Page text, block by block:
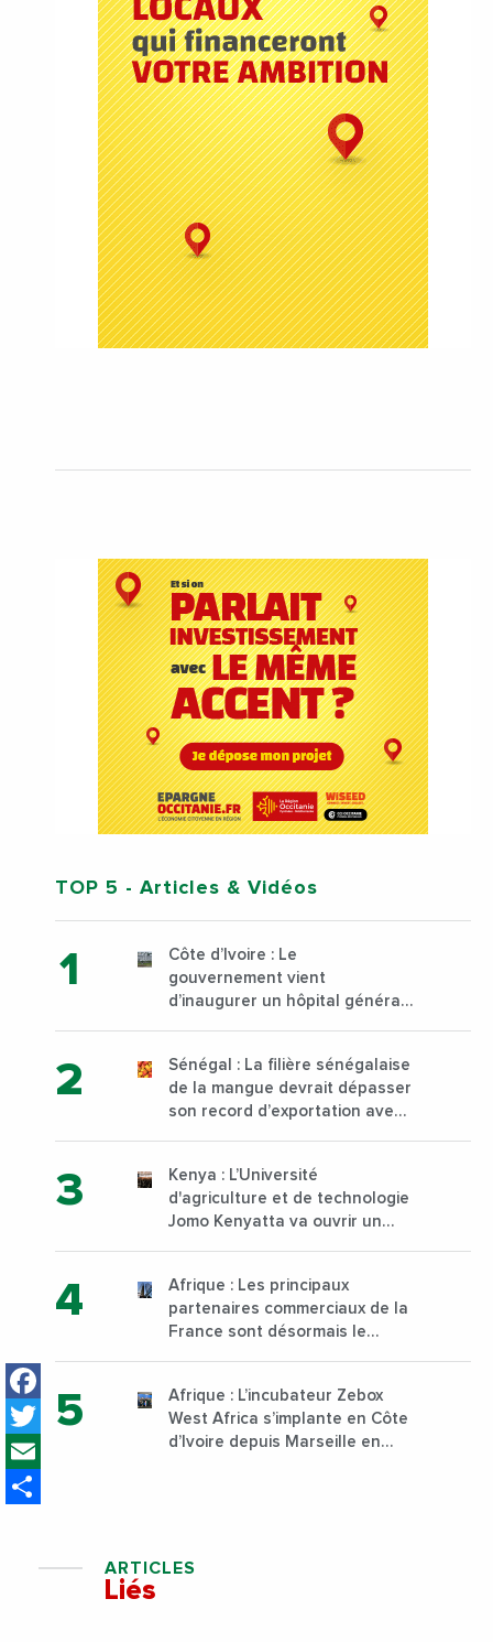
Facebook
Twitter
TOP 5 - Articles & Vidéos
Côte d’Ivoire : Le
gouvernement vient
d’inaugurer un hôpital général
Sénégal : La filière sénégalaise
de la mangue devrait dépasser
son record d’exportation avec
Kenya : L’Université
d'agriculture et de technologie
Jomo Kenyatta va ouvrir un
sur son campus de Karen à
Nairobi dès janvier 2023
Afrique : Les principaux
partenaires commerciaux de la
France sont désormais le
Afrique : L’incubateur Zebox
West Africa s’implante en Côte
d’Ivoire depuis Marseille en
ARTICLES
Liés